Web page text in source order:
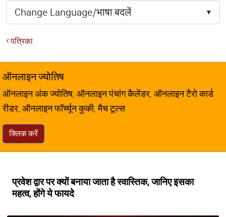
पत्रिका
ऑनलाइन ज्योतिष
ऑनलाइन अंक ज्योतिष, ऑनलाइन पंचांग कैलेंडर, ऑनलाइन टैरो कार्ड
रीडर, ऑनलाइन फॉर्च्यून कुकी, मैच टूल्स
क्लिक करें
प्रवेश द्वार पर क्यों बनाया जाता है स्वास्तिक, जानिए इसका
महत्व, होंगे ये फायदे